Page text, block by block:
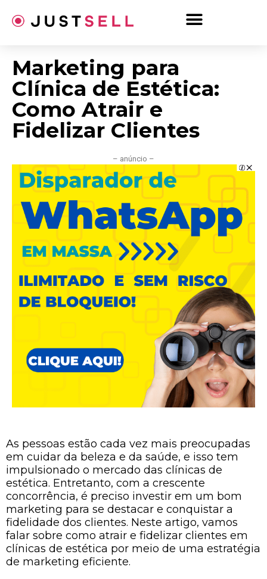
para
Marketing para
Clínica de Estética:
Como Atrair e
Fidelizar Clientes
– anúncio –
As pessoas estão cada vez mais preocupadas
em cuidar da beleza e da saúde, e isso tem
impulsionado o mercado das clínicas de
estética. Entretanto, com a crescente
concorrência, é preciso investir em um bom
marketing para se destacar e conquistar a
fidelidade dos clientes. Neste artigo, vamos
falar sobre como atrair e fidelizar clientes em
clínicas de estética por meio de uma estratégia
de marketing eficiente.